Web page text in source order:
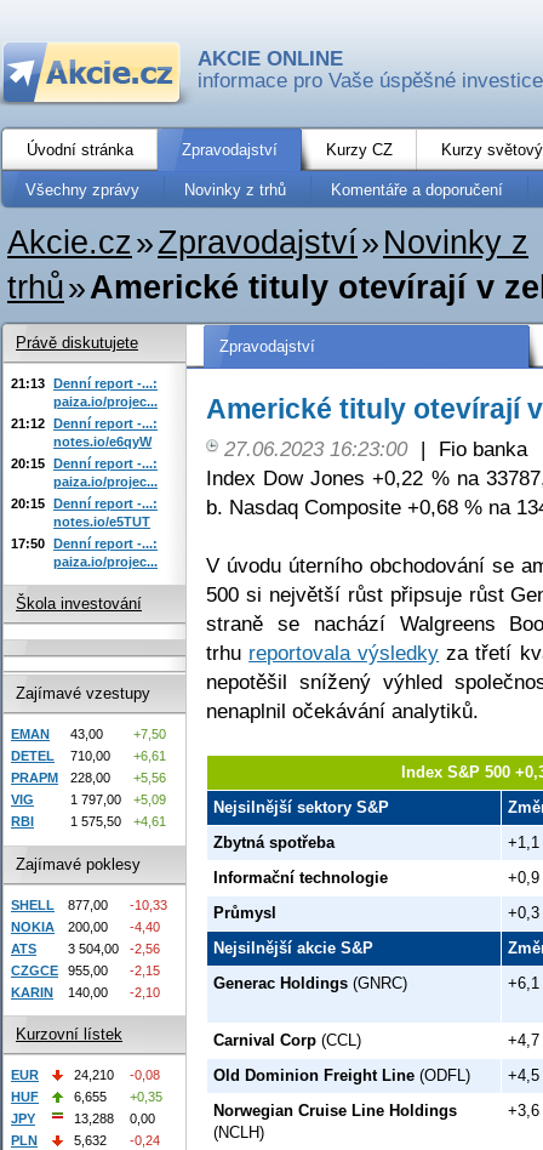
AKCIE ONLINE
informace pro Vaše úspěšné investice
Úvodní stránka Zpravodajství Kurzy CZ Kurzy
Všechny zprávy Novinky z trhů Komentáře a doporučení
Akcie.cz»Zpravodajství» Novinky z
trhů»Americké tituly otevírají v
Zpravodajství
Americké tituly otevírají
27.06.2023 16:23:00 |
Fio banka
Index Dow Jones +0,22 % na
b. Nasdaq Composite +0,68 % na
V úvodu úterního obchodování se
500 si největší růst připsuje růst
straně se nachází Walgreens
trhu reportovala výsledky za třetí
nepotěšil snížený výhled
nenaplnil očekávání analytiků.
Index S&P 500
Nejsilnější sektory S&P
Zbytná spotřeba
+1,1
Informační technologie
+0,9
Průmysl
+0,3
Nejsilnější akcie S&P
Generac Holdings (GNRC) +6,1
Carnival Corp (CCL)
+4,7
Old Dominion Freight Line (ODFL)
+4,5
Norwegian Cruise Line Holdings
(NCLH)
+3,6
Právě diskutujete
21:13 Denní report -...:
paiza.io/projec...
21:12 Denní report -...:
notes.io/e6qyW
20:15 Denní report -...:
paiza.io/projec...
20:15 Denní report -...:
notes.io/e5TUT
17:50 Denní report -...:
paiza.io/projec...
Škola investování
Zajímavé vzestupy
EMAN 43,00
+7,50
DETEL
710,00
+6,61
PRAPM
228,00
+5,56
VIG
1 797,00
+5,09
RBI
1 575,50 +4,61
Zajímavé poklesy
SHELL 877,00
-10,33
NOKIA
200,00
-4,40
ATS
3 504,00
-2,56
CZGCE
955,00
-2,15
KARIN
140,00 -2,10
Kurzovní lístek
EUR 24,210
-0,08
HUF
6,655
+0,35
JPY
13,288
0,00
PLN
5,632
-0,24